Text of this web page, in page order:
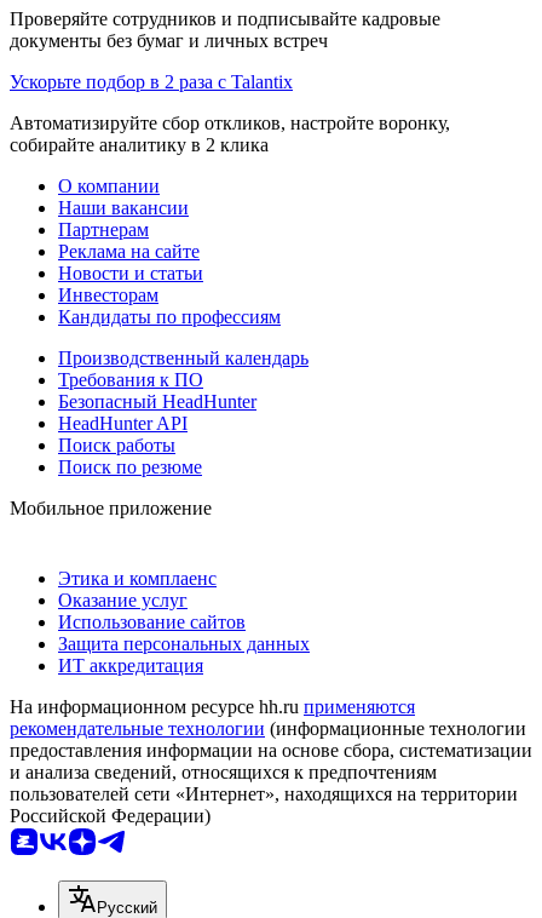
Проверяйте сотрудников и подписывайте кадровые
документы без бумаг и личных встреч
Ускорьте подбор в 2 раза с Talantix
Автоматизируйте сбор откликов, настройте воронку,
собирайте аналитику в 2 клика
О компании
Наши вакансии
Партнерам
Реклама на сайте
Новости и статьи
Инвесторам
Кандидаты по профессиям
Производственный календарь
Требования к ПО
Безопасный HeadHunter
HeadHunter API
Поиск работы
Поиск по резюме
Мобильное приложение
Этика и комплаенс
Оказание услуг
Использование сайтов
Защита персональных данных
ИТ аккредитация
На информационном ресурсе hh.ru применяются
рекомендательные технологии (информационные технологии
предоставления информации на основе сбора, систематизации
и анализа сведений, относящихся к предпочтениям
пользователей сети «Интернет», находящихся на территории
Российской Федерации)
Русский